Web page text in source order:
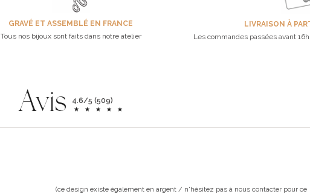
GRAVÉ ET ASSEMBLÉ EN FRANCE
Tous nos bijoux sont faits dans notre atelier
LIVRAISON À
Les commandes passées avant
Avis 4.6/5 (509)
(ce design existe également en argent / n'hésitez pas à nous contacter pour ce